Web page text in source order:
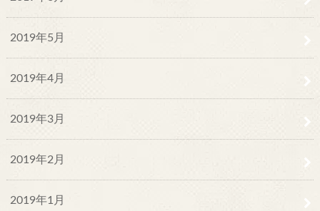
2019年5月
2019年4月
2019年3月
2019年2月
2019年1月